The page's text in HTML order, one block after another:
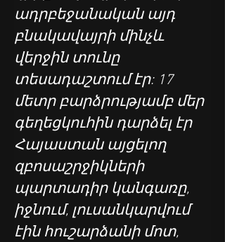
ադրբեջանական այդ
բնակավայրի մինչև
վերջին տունը
տեսադաշտում էր: 17
մետր բարձրությամբ մեր
գեղեցկուհին դարձել էր
Հայաստան այցելող
զբոսաշրջիկների
պարտադիր կանգառը,
իջնում, լուսանկարվում
էին հուշարձանի մոտ,